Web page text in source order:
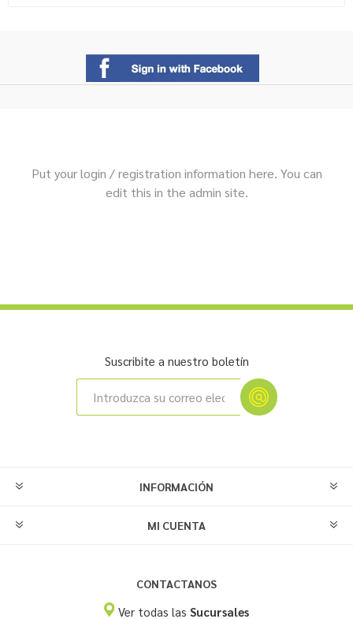
Put your login / registration information here. You can
edit this in the admin site.
Suscribite a nuestro boletín
INFORMACIÓN
MI CUENTA
CONTACTANOS
Ver todas lasSucursales